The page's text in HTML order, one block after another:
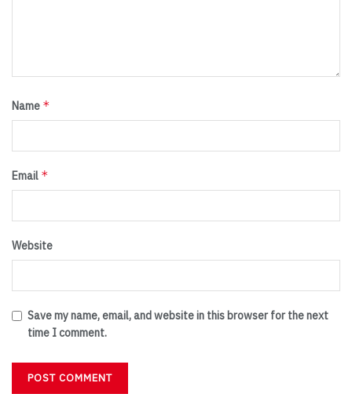
Name *
Email *
Website
Save my name, email, and website in this browser for the next
time I comment.